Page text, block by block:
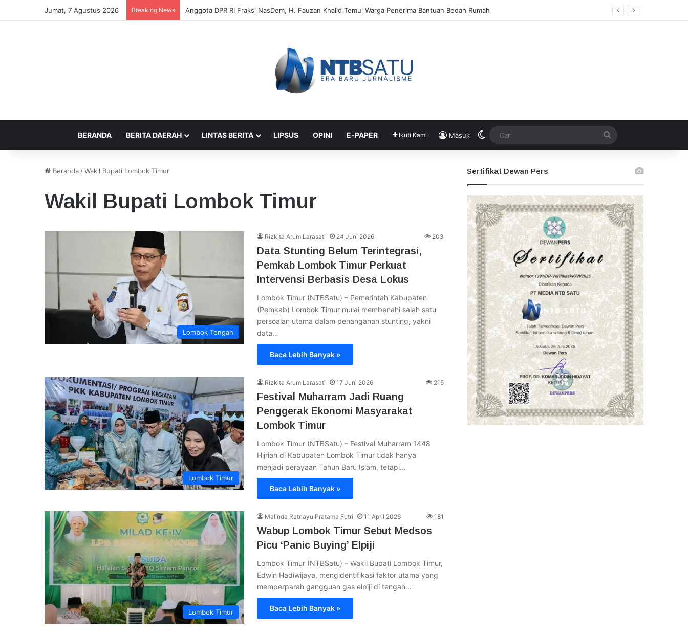
Jumat, 7 Agustus 2026 Breaking News Prabowo Sedih Timnas Indonesia Gagal ke Piala Dunia 2026: Cape Verde Saja Bisa
BERANDA BERITA DAERAH LINTAS BERITA LIPSUS OPINI E-PAPER Ikuti Kami Masuk Switch skin
Beranda /Wakil Bupati Lombok Timur
Wakil Bupati Lombok Timur
Lombok Tengah
Rizkita Arum Larasati 24 Juni 2026 203
Data Stunting Belum Terintegrasi,
Pemkab Lombok Timur Perkuat
Intervensi Berbasis Desa Lokus
Lombok Timur (NTBSatu) – Pemerintah Kabupaten
(Pemkab) Lombok Timur mulai membenahi salah satu
persoalan utama dalam penanganan stunting, yakni
data…
Baca Lebih Banyak »
Lombok Timur
Rizkita Arum Larasati 17 Juni 2026 215
Festival Muharram Jadi Ruang
Penggerak Ekonomi Masyarakat
Lombok Timur
Lombok Timur (NTBSatu) – Festival Muharram 1448
Hijriah di Kabupaten Lombok Timur tidak hanya
menjadi perayaan Tahun Baru Islam, tetapi…
Baca Lebih Banyak »
Lombok Timur
Malinda Ratnayu Pratama Futri 11 April 2026 181
Wabup Lombok Timur Sebut Medsos
Picu ‘Panic Buying’ Elpiji
Lombok Timur (NTBSatu) – Wakil Bupati Lombok Timur,
Edwin Hadiwijaya, mengidentifikasi faktor utama yang
memperparah gangguan gas elpiji di tengah…
Baca Lebih Banyak »
Sertifikat Dewan Pers